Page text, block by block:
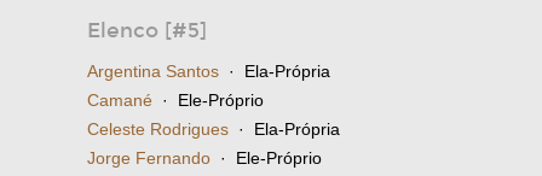
Elenco [#5]
Argentina Santos · Ela-Própria
Camané · Ele-Próprio
Celeste Rodrigues · Ela-Própria
Jorge Fernando · Ele-Próprio